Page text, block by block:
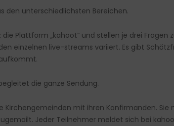
den unterschiedlichsten Bereichen.
Plattform „kahoot“ und stellen je drei Fragen
einzelnen live-streams variiert. Es gibt
die ganze Sendung.
Kirchengemeinden mit ihren Konfirmanden.
zugemailt. Jeder Teilnehmer meldet sich bei